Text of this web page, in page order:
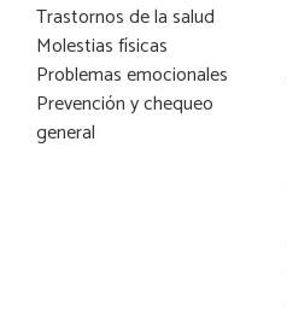
Trastornos de la salud
Molestias físicas
Problemas emocionales
Prevención y chequeo
general